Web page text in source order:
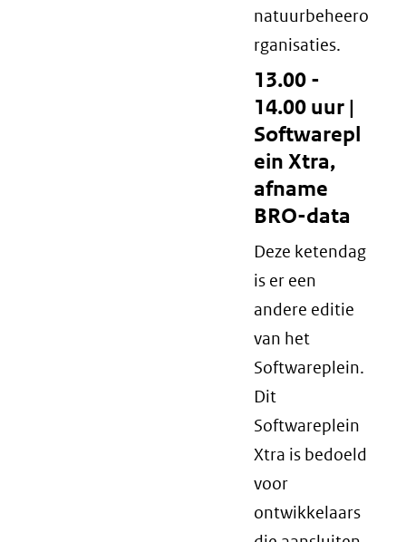
natuurbeheero
rganisaties.
13.00 -
14.00 uur |
Softwarepl
ein Xtra,
afname
BRO-data
Deze ketendag
is er een
andere editie
van het
Softwareplein.
Dit
Softwareplein
Xtra is bedoeld
voor
ontwikkelaars